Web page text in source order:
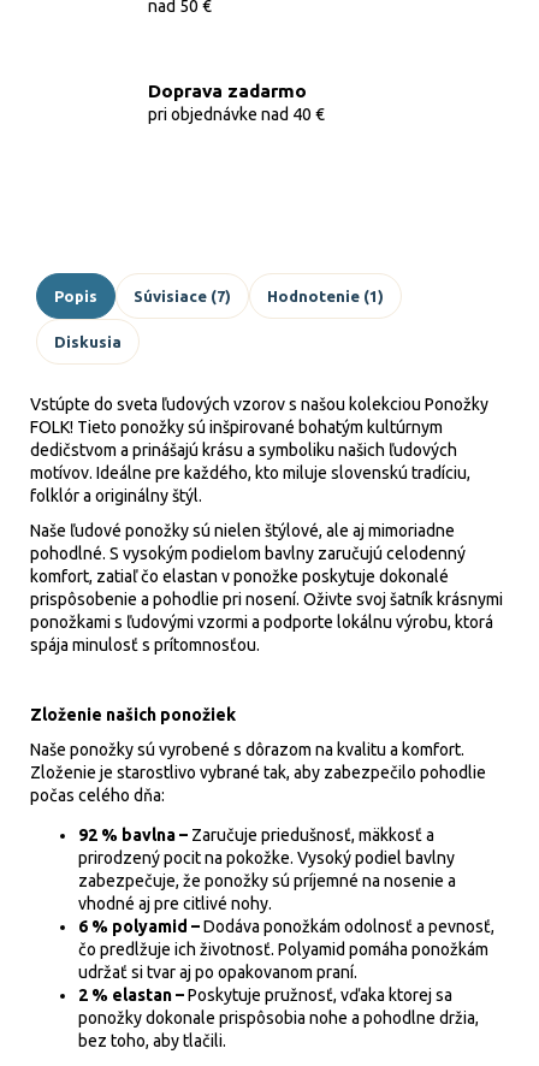
nad 50 €
Doprava zadarmo
pri objednávke nad 40 €
Popis Súvisiace (7) Hodnotenie (1)
Diskusia
Vstúpte do sveta ľudových vzorov s našou kolekciou Ponožky
FOLK! Tieto ponožky sú inšpirované bohatým kultúrnym
dedičstvom a prinášajú krásu a symboliku našich ľudových
motívov. Ideálne pre každého, kto miluje slovenskú tradíciu,
folklór a originálny štýl.
Naše ľudové ponožky sú nielen štýlové, ale aj mimoriadne
pohodlné. S vysokým podielom bavlny zaručujú celodenný
komfort, zatiaľ čo elastan v ponožke poskytuje dokonalé
prispôsobenie a pohodlie pri nosení. Oživte svoj šatník krásnymi
ponožkami s ľudovými vzormi a podporte lokálnu výrobu, ktorá
spája minulosť s prítomnosťou.
Zloženie našich ponožiek
Naše ponožky sú vyrobené s dôrazom na kvalitu a komfort.
Zloženie je starostlivo vybrané tak, aby zabezpečilo pohodlie
počas celého dňa:
92 % bavlna – Zaručuje priedušnosť, mäkkosť a
prirodzený pocit na pokožke. Vysoký podiel bavlny
zabezpečuje, že ponožky sú príjemné na nosenie a
vhodné aj pre citlivé nohy.
6 % polyamid –Dodáva ponožkám odolnosť a pevnosť,
čo predlžuje ich životnosť. Polyamid pomáha ponožkám
udržať si tvar aj po opakovanom praní.
2 % elastan –Poskytuje pružnosť, vďaka ktorej sa
ponožky dokonale prispôsobia nohe a pohodlne držia,
bez toho, aby tlačili.